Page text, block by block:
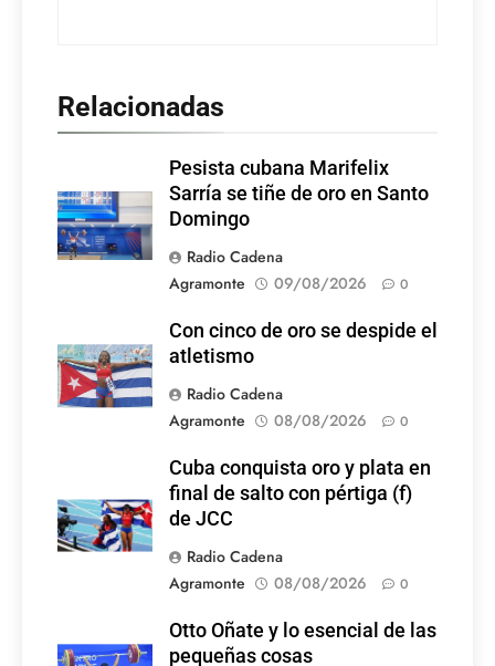
Relacionadas
Pesista cubana Marifelix
Sarría se tiñe de oro en Santo
Domingo
Radio Cadena
Agramonte
09/08/2026 0
Con cinco de oro se despide el
atletismo
Radio Cadena
Agramonte
08/08/2026 0
Cuba conquista oro y plata en
final de salto con pértiga (f)
de JCC
Radio Cadena
Agramonte
08/08/2026 0
Otto Oñate y lo esencial de las
pequeñas cosas